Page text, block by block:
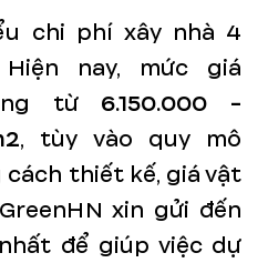
chi phí xây nhà 4
nay, mức giá
từ 6.150.000 -
, tùy vào quy mô
thiết kế, giá vật
xin gửi đến
để giúp việc dự